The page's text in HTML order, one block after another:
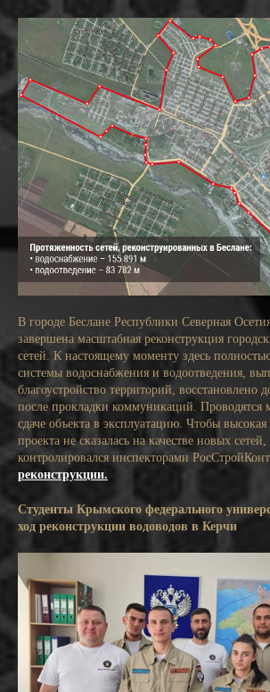
В городе Беслане Республики Северная
завершена масштабная реконструкция
сетей. К настоящему моменту здесь
системы водоснабжения и водоотведения,
благоустройство территорий, восстановлено
после прокладки коммуникаций. Проводятся
сдаче объекта в эксплуатацию. Чтобы высокая
проекта не сказалась на качестве новых
контролировался инспекторами
реконструкции.
Студенты Крымского федерального
ход реконструкции водоводов в Керчи